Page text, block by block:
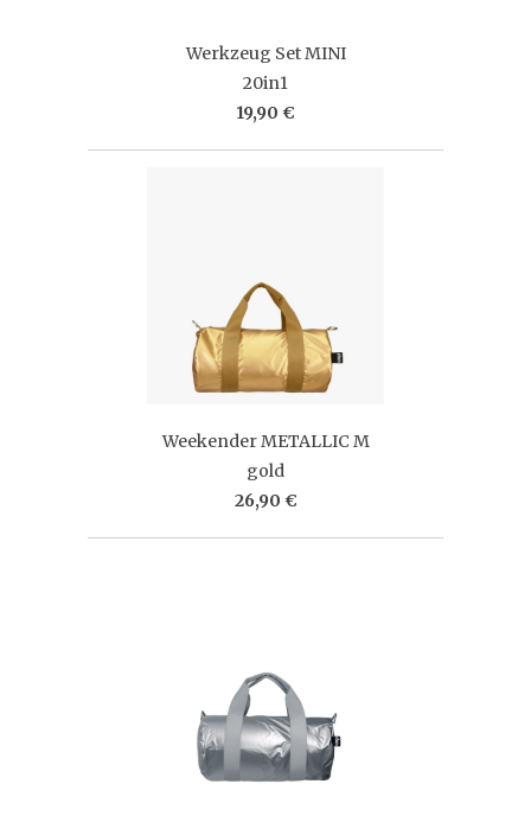
Werkzeug Set MINI
20in1
19,90 €
Weekender METALLIC M
gold
26,90 €